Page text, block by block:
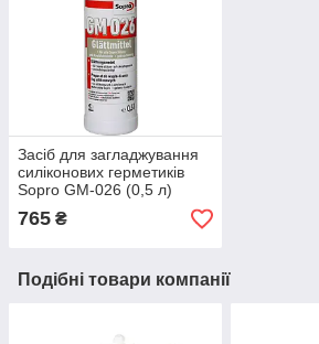
Засіб для загладжування
силіконових герметиків
Sopro GM-026 (0,5 л)
765 ₴
Подібні товари компанії